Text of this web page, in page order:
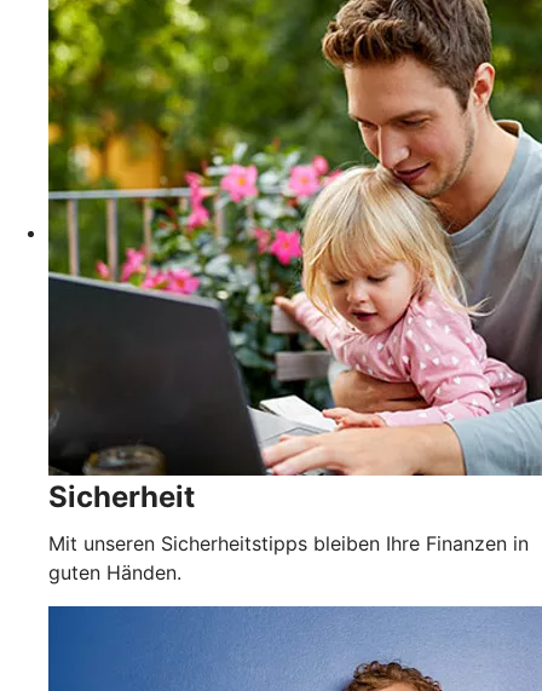
Sicherheit
Mit unseren Sicherheitstipps bleiben Ihre Finanzen in
guten Händen.